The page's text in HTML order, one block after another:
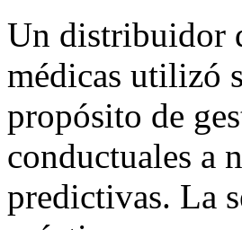
Un distribuidor
médicas utilizó
propósito de
conductuales a
predictivas. La